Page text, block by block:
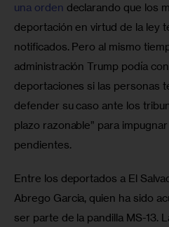
una orden declarando que los
deportación en virtud de la ley
notificados. Pero al mismo
administración Trump podía
deportaciones si las personas
defender su caso ante los
plazo razonable” para
pendientes.
Entre los deportados a El
Abrego Garcia, quien ha sido
ser parte de la pandilla MS-13.